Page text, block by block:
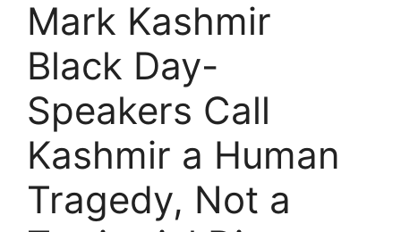
Mark Kashmir
Black Day-
Speakers Call
Kashmir a Human
Tragedy, Not a